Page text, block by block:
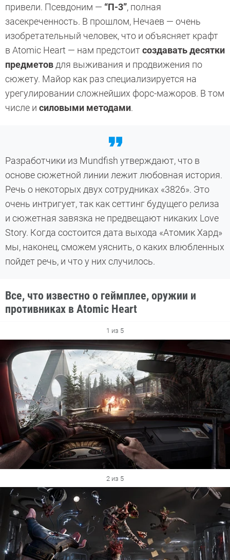
привели. Псевдоним — “П-3”, полная
засекреченность. В прошлом, Нечаев — очень
изобретательный человек, что и объясняет крафт
в Atomic Heart — нам предстоитсоздавать десятки
предметовдля выживания и продвижения по
сюжету. Майор как раз специализируется на
урегулировании сложнейших форс-мажоров. В том
числе и силовыми методами.
Разработчики из Mundfish утверждают, что в
основе сюжетной линии лежит любовная история.
Речь о некоторых двух сотрудниках «3826». Это
очень интригует, так как сеттинг будущего релиза
и сюжетная завязка не предвещают никаких Love
Story. Когда состоится дата выхода «Атомик Хард»
мы, наконец, сможем уяснить, о каких влюбленных
пойдет речь, и что у них случилось.
Все, что известно о геймплее, оружии и
противниках в Atomic Heart
1 из 5
2 из 5